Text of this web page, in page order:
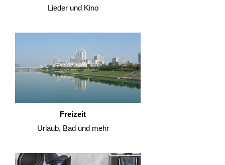
Lieder und Kino
Freizeit
Urlaub, Bad und mehr